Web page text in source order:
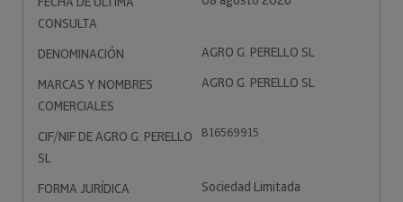
CONSULTA
DENOMINACIÓN
AGRO G. PERELLO SL
MARCAS Y NOMBRES
COMERCIALES
AGRO G. PERELLO SL
CIF/NIF DE AGRO G. PERELLO
SL
B16569915
FORMA JURÍDICA
Sociedad Limitada